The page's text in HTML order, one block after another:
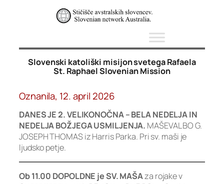
Slovenski katoliški misijon svetega Rafaela
St. Raphael Slovenian Mission
Oznanila, 12. april 2026
DANES JE 2. VELIKONOČNA – BELA NEDELJA IN
NEDELJA BOŽJEGA USMILJENJA. MAŠEVAL BO G.
JOSEPH THOMAS iz Harris Parka. Pri sv. maši je
ljudsko petje.
Ob 11.00 DOPOLDNE je SV. MAŠAza rojake v